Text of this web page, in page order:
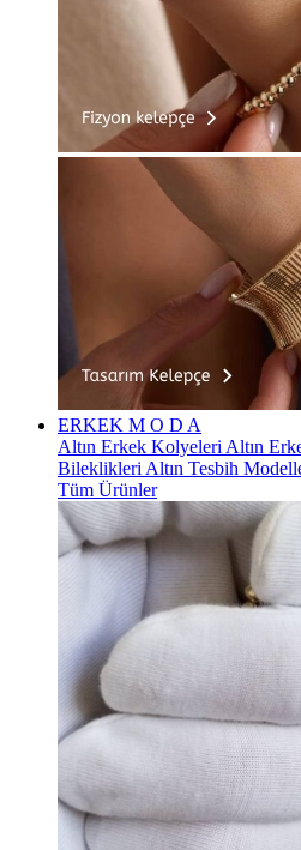
ERKEK M O D A
Altın Erkek Kolyeleri Altın
Bileklikleri Altın Tesbih
Tüm Ürünler